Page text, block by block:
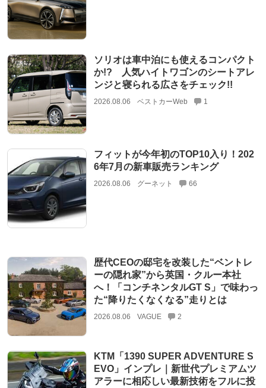
ソリオは車中泊にも使えるコンパクト
か!? 人気ハイトワゴンのシートアレ
ンジと寝られる広さをチェック!!
2026.08.06 ベストカーWeb 1
フィットが今年初のTOP10入り！202
6年7月の新車販売ランキング
2026.08.06 グーネット 66
歴代CEOの邸宅を改装した“ベントレ
ーの隠れ家”から英国・クルー本社
へ！「コンチネンタルGT S」で味わっ
た“降りたくなくなる”走りとは
2026.08.06 VAGUE 2
KTM「1390 SUPER ADVENTURE S
EVO」インプレ｜新世代プレミアムツ
アラーに相応しい最新技術をフルに投